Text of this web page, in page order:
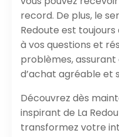
record. De plus, le
Redoute est
à vos questions et
problèmes, assurant
d’achat agréable et
Découvrez dès
inspirant de La
transformez votre